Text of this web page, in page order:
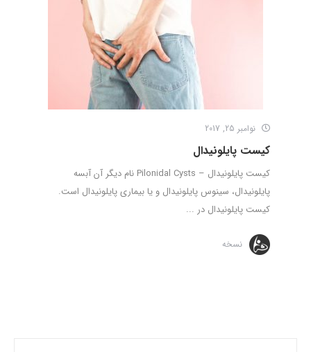
نوامبر 25, 2017
کیست پایلونیدال
کیست پایلونیدال – Pilonidal Cysts نام دیگر آن آبسه
پایلونیدال، سینوس پایلونیدال و یا بیماری پایلونیدال است.
کیست پایلونیدال در ...
نسخه